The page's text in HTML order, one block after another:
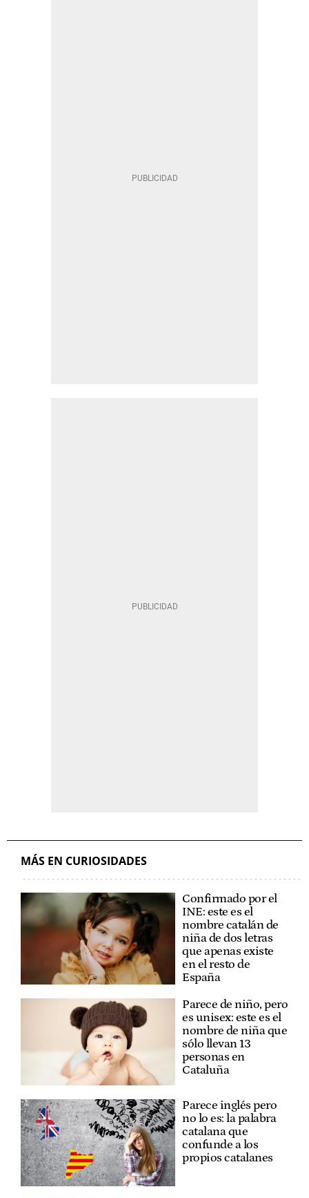
MÁS EN CURIOSIDADES
Confirmado por el
INE: este es el
nombre catalán de
niña de dos letras
que apenas existe
en el resto de
España
Parece de niño, pero
es unisex: este es el
nombre de niña que
sólo llevan 13
personas en
Cataluña
Parece inglés pero
no lo es: la palabra
catalana que
confunde a los
propios catalanes